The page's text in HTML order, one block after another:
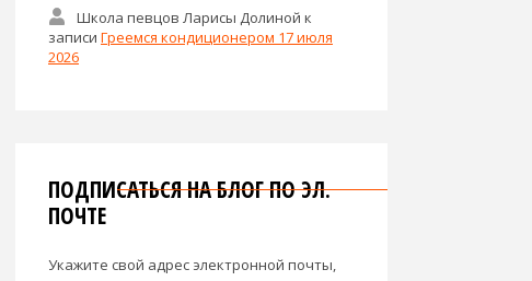
Школа певцов Ларисы Долиной к
записи Греемся кондиционером 17 июля
2026
ПОДПИСАТЬСЯ НА БЛОГ ПО ЭЛ.
ПОЧТЕ
Укажите свой адрес электронной почты,